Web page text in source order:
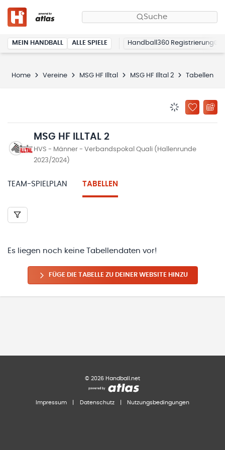
Suche
MEIN HANDBALL ALLE SPIELE Handball360 Registrierung
Home Vereine MSG HF Illtal MSG HF Illtal 2 Tabellen
ZU
MSG HF ILLTAL 2
HVS - Männer - Verbandspokal Quali (Hallenrunde
2023/2024)
TEAM-SPIELPLAN TABELLEN
Es liegen noch keine Tabellendaten vor!
FÜGE DIE TABELLE ZU DEINER WEBSITE HINZU
© 2026 Handball.net
Impressum Datenschutz Nutzungsbedingungen